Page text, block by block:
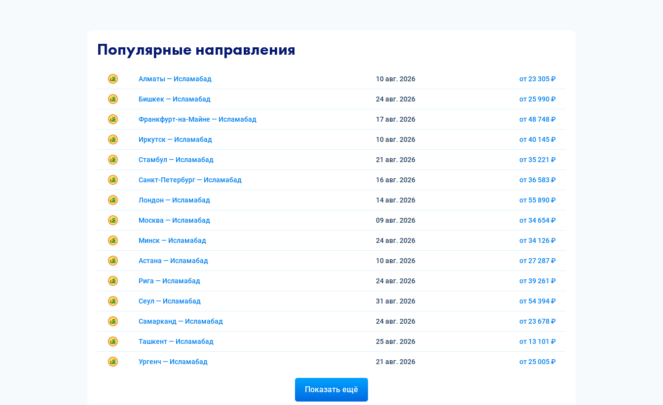
Популярные направления
Алматы — Исламабад 10 авг. 2026 от 23 305 ₽
Бишкек — Исламабад 24 авг. 2026 от 25 990 ₽
Франкфурт-на-Майне — Исламабад 17 авг. 2026 от 48 748 ₽
Иркутск — Исламабад 10 авг. 2026 от 40 145 ₽
Стамбул — Исламабад 21 авг. 2026 от 35 221 ₽
Санкт-Петербург — Исламабад 16 авг. 2026 от 36 583 ₽
Лондон — Исламабад 14 авг. 2026 от 55 890 ₽
Москва — Исламабад 09 авг. 2026 от 34 654 ₽
Минск — Исламабад 24 авг. 2026 от 34 126 ₽
Астана — Исламабад 10 авг. 2026 от 27 287 ₽
Рига — Исламабад 24 авг. 2026 от 39 261 ₽
Сеул — Исламабад 31 авг. 2026 от 54 394 ₽
Самарканд — Исламабад 24 авг. 2026 от 23 678 ₽
Ташкент — Исламабад 25 авг. 2026 от 13 101 ₽
Ургенч — Исламабад 21 авг. 2026 от 25 005 ₽
Показать ещё